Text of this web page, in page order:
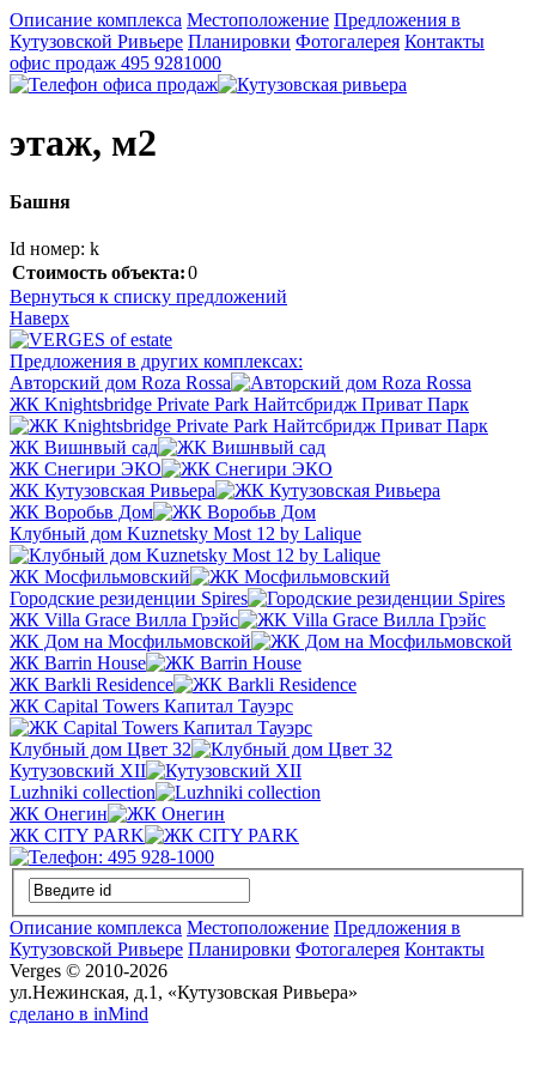
Описание комплекса Местоположение Предложения в
Кутузовской Ривьере Планировки Фотогалерея Контакты
офис продаж 495 9281000
этаж, м2
Башня
Id номер: k
Стоимость объекта:0
Вернуться к списку предложений
Наверх
Предложения в других комплексах:
Авторский дом Roza Rossa
ЖК Knightsbridge Private Park Найтсбридж Приват Парк
ЖК Вишнвый сад
ЖК Снегири ЭКО
ЖК Кутузовская Ривьера
ЖК Воробьв Дом
Клубный дом Kuznetsky Most 12 by Lalique
ЖК Мосфильмовский
Городские резиденции Spires
ЖК Villa Grace Вилла Грэйс
ЖК Дом на Мосфильмовской
ЖК Barrin House
ЖК Barkli Residence
ЖК Capital Towers Капитал Тауэрс
Клубный дом Цвет 32
Кутузовский XII
Luzhniki collection
ЖК Онегин
ЖК CITY PARK
Описание комплекса Местоположение Предложения в
Кутузовской Ривьере Планировки Фотогалерея Контакты
Verges © 2010-2026
ул.Нежинская, д.1, «Кутузовская Ривьера»
сделано в inMind